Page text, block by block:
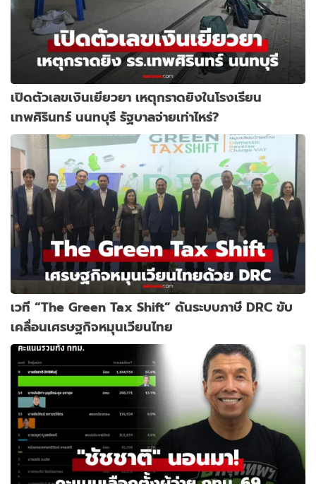
เปิดตัวเลขเงินเยียวยา เหตุกราดยิงในโรงเรียน
เทพศิรินทร์ นนทบุรี รัฐบาลจ่ายเท่าไหร่?
เวที “The Green Tax Shift” ดันระบบภาษี DRC ขับ
เคลื่อนเศรษฐกิจหมุนเวียนไทย